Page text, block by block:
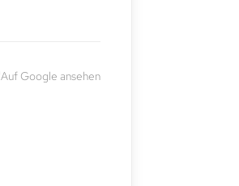
Auf Google ansehen